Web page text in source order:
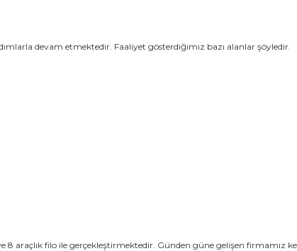
devam etmektedir. Faaliyet gösterdiğimiz bazı alanlar şöyledir.
araçlık filo ile gerçekleştirmektedir. Günden güne gelişen firmamız